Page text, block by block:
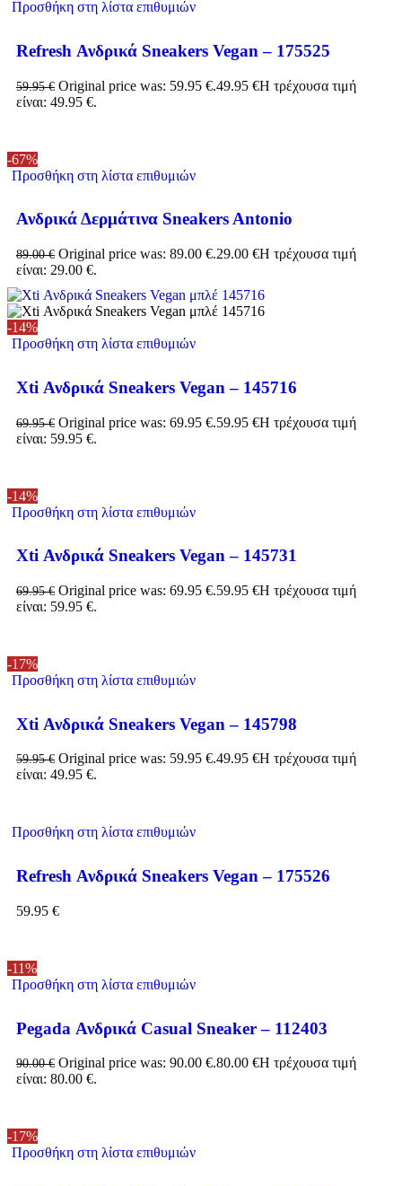
Προσθήκη στη λίστα επιθυμιών
Refresh Ανδρικά Sneakers Vegan – 175525
59.95€ Original price was: 59.95 €.49.95 €Η τρέχουσα τιμή
είναι: 49.95 €.
-67%
Προσθήκη στη λίστα επιθυμιών
Ανδρικά Δερμάτινα Sneakers Antonio
89.00€ Original price was: 89.00 €.29.00 €Η τρέχουσα τιμή
είναι: 29.00 €.
-14%
Προσθήκη στη λίστα επιθυμιών
Xti Ανδρικά Sneakers Vegan – 145716
69.95€ Original price was: 69.95 €.59.95 €Η τρέχουσα τιμή
είναι: 59.95 €.
-14%
Προσθήκη στη λίστα επιθυμιών
Xti Ανδρικά Sneakers Vegan – 145731
69.95€ Original price was: 69.95 €.59.95 €Η τρέχουσα τιμή
είναι: 59.95 €.
-17%
Προσθήκη στη λίστα επιθυμιών
Xti Ανδρικά Sneakers Vegan – 145798
59.95€ Original price was: 59.95 €.49.95 €Η τρέχουσα τιμή
είναι: 49.95 €.
Προσθήκη στη λίστα επιθυμιών
Refresh Ανδρικά Sneakers Vegan – 175526
59.95 €
-11%
Προσθήκη στη λίστα επιθυμιών
Pegada Ανδρικά Casual Sneaker – 112403
90.00€ Original price was: 90.00 €.80.00 €Η τρέχουσα τιμή
είναι: 80.00 €.
-17%
Προσθήκη στη λίστα επιθυμιών